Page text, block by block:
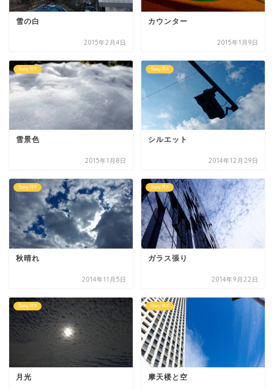
雪の白
2015年2月4日
カウンター
2015年1月9日
Sony RX
雪景色
2015年1月8日
Sony RX
シルエット
2014年12月29日
Sony RX
秋晴れ
2014年11月5日
Sony RX
ガラス張り
2014年9月22日
Sony RX
月光
Sony RX
摩天楼と空